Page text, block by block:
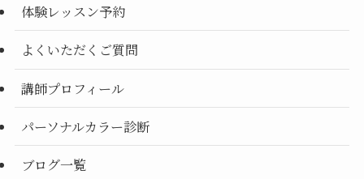
体験レッスン予約
よくいただくご質問
講師プロフィール
パーソナルカラー診断
ブログ一覧